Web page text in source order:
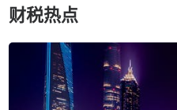
财税热点